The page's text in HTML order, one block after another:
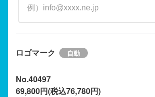
ロゴマーク
No.40497
69,800円(税込76,780円)